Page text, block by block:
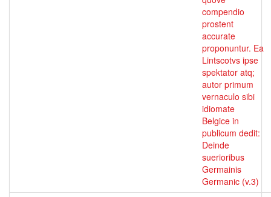
compendio
prostent
accurate
proponuntur. Ea
Lintscotvs ipse
spektator atq;
autor primum
vernaculo sibi
idiomate
Belgice in
publicum dedit:
Deinde
suerioribus
Germainis
Germanic (v.3)